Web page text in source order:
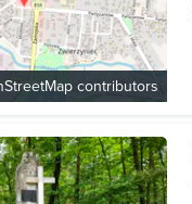
contributors